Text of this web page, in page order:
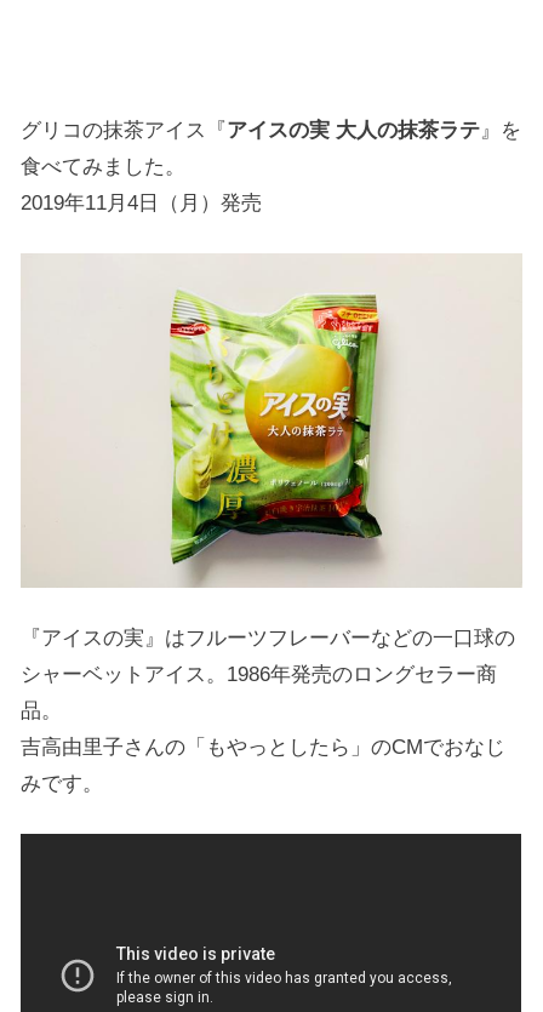
グリコの抹茶アイス『アイスの実 大人の抹茶ラテ 』を
食べてみました。
2019年11月4日（月）発売
『アイスの実』はフルーツフレーバーなどの一口球の
シャーベットアイス。1986年発売のロングセラー商
品。
吉高由里子さんの「もやっとしたら」のCMでおなじ
みです。